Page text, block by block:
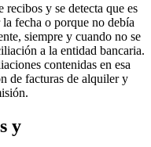
recibos y se detecta que es
fecha o porque no debía
siempre y cuando no se
a la entidad bancaria.
contenidas en esa
de facturas de alquiler y
y